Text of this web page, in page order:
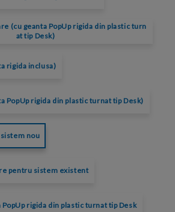
(cu geanta PopUp rigida din plastic turn
at tip Desk)
rigida inclusa)
PopUp rigida din plastic turnat tip Desk)
nou
pentru sistem existent
rigida din plastic turnat tip Desk